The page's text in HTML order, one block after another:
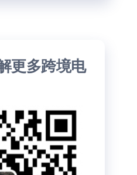
更多跨境电